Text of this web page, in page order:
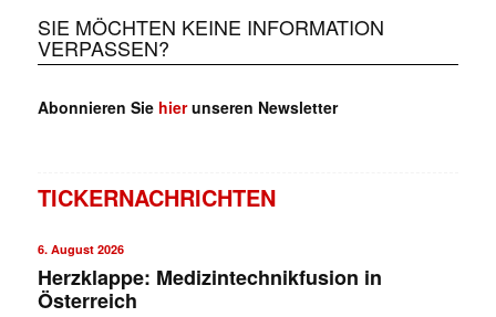
SIE MÖCHTEN KEINE INFORMATION
VERPASSEN?
Abonnieren Sie hierunseren Newsletter
TICKERNACHRICHTEN
6. August 2026
Herzklappe: Medizintechnikfusion in
Österreich